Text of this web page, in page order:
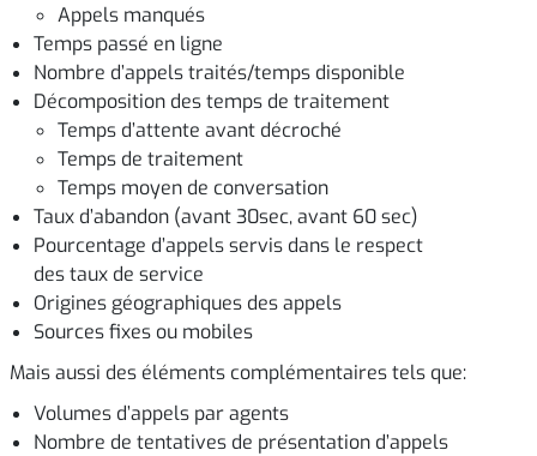
Appels manqués
Temps passé en ligne
Nombre d’appels traités/temps disponible
Décomposition des temps de traitement
Temps d’attente avant décroché
Temps de traitement
Temps moyen de conversation
Taux d’abandon (avant 30sec, avant 60 sec)
Pourcentage d’appels servis dans le respect
des taux de service
Origines géographiques des appels
Sources fixes ou mobiles
Mais aussi des éléments complémentaires tels que:
Volumes d’appels par agents
Nombre de tentatives de présentation d’appels